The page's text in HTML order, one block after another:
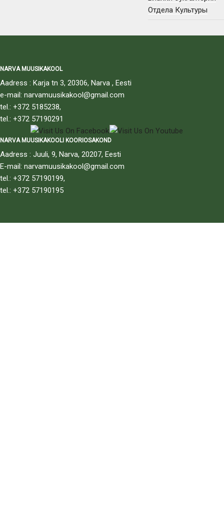
Отдела Культуры
NARVA MUUSIKAKOOL
Aadress : Karja tn 3, 20306, Narva , Eesti
e-mail: narvamuusikakool@gmail.com
tel.: +372 5185238,
tel.: +372 57190291
NARVA MUUSIKAKOOLI KOORIOSAKOND
Aadress : Juuli, 9, Narva, 20207, Eesti
E-mail: narvamuusikakool@gmail.com
tel.: +372 57190199,
tel.: +372 57190195